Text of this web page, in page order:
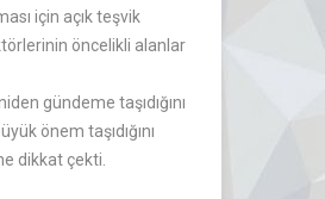
için açık teşvik
öncelikli alanlar
gündeme taşıdığını
önem taşıdığını
dikkat çekti.